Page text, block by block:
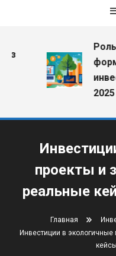
Роль
2025
проекты и
реальные
Главная
Инвестиции в